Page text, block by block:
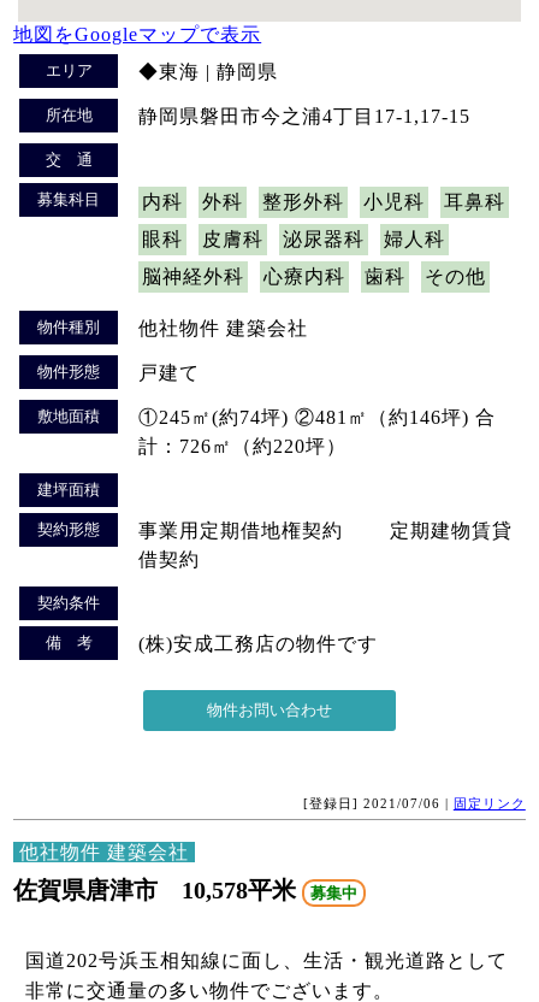
地図をGoogleマップで表示
エリア ◆東海 | 静岡県
所在地 静岡県磐田市今之浦4丁目17-1,17-15
交 通
募集科目 内科 外科 整形外科 小児科
耳鼻科
眼科
皮膚科 泌尿器科
婦人科
脳神経外科
心療内科 歯科 その他
物件種別 他社物件 建築会社
物件形態 戸建て
敷地面積
①245㎡(約74坪) ②481㎡（約146坪) 合
計：726㎡（約220坪）
建坪面積
契約形態
事業用定期借地権契約 定期建物賃貸
借契約
契約条件
備 考 (株)安成工務店の物件です
[登録日] 2021/07/06 | 固定リンク
他社物件 建築会社
佐賀県唐津市 10,578平米 募集中
国道202号浜玉相知線に面し、生活・観光道路として
非常に交通量の多い物件でございます。